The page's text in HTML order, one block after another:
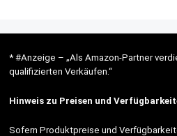
* #Anzeige – „Als Amazon-Partner
qualifizierten Verkäufen.“
Hinweis zu Preisen und
Sofern Produktpreise und